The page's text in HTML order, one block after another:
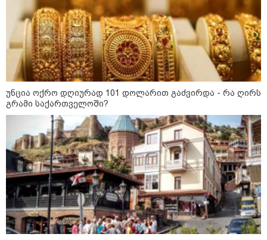
ვინაობა
12:27 / 09-08-2026
წალენჯიხის არტ-მეურნეობაში,
ნიკო კვარაცხელიას სახელობის
IT სკოლის კურსამთავრებულებს
11:59 / 09-08-2026
ხანძარი ლილო-მარტყოფის
გზაზე - რა ვითარებაა ადგილზე
ამ წუთებში? (ვიდეო)
უნცია ოქრო დღიურად 101 დოლარით გაძვირდა - რა ღირს
გრამი საქართველოში?